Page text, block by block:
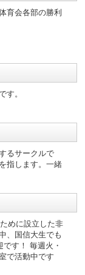
育会各部の勝利
す。
るサークルで
指します。一緒
めに設立した非
、国信大生でも
す！ 毎週火・
で活動中です